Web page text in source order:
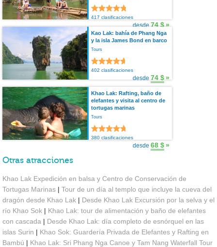
417 clasificaciones
desde74 $»
Kao Lak: bahía de Phang Nga
y la isla James Bond en barco
Tours
402 clasificaciones
desde74 $»
Khao Lak: Rafting, baño de
elefantes y visita al centro de
tortugas marinas
Tours
380 clasificaciones
desde 68 $»
Otras atracciones
Khao Lak Expedición en balsa y Centro de Conservación de
Tortugas Marinas | Tour de un día al templo que incluye la cueva del
dragón desde Khao Lak | Desde Khao Lak Excursión por la selva y el
río Khao Sok | Khao Lak: tour de alimentación y baño de elefantes
con cascada | Desde Khao Lak: día completo de esnórquel en las
islas Surin | Khao Sok: Guardería Privada de Elefantes y Rafting en
Bambú | Khao Lak: Sri Phang Nga Canoe y Tam Nang Waterfall Tour